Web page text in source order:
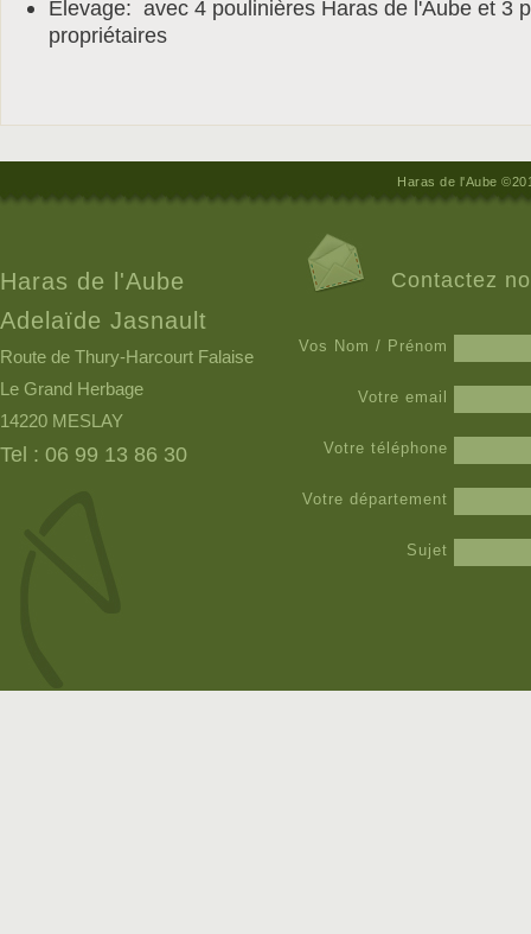
Elevage: avec 4 poulinières Haras de l'Aube et 3
propriétaires
Haras de l'Aube
Haras de l'Aube
Adelaïde Jasnault
Route de Thury-Harcourt Falaise
Le Grand Herbage
14220 MESLAY
Tel : 06 99 13 86 30
Contactez
Vos Nom / Prénom
Votre email
Votre téléphone
Votre département
Sujet